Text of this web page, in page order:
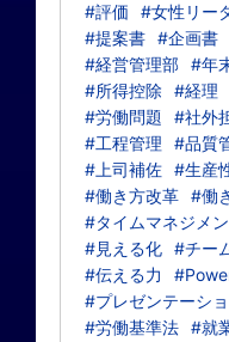
#評価
#女性リー
#提案書 #企画書
#経営管理部 #年
#所得控除
#経理
#労働問題
#社外
#工程管理
#品質
#上司補佐 #生産
#働き方改革 #働
#タイムマネジメン
#見える化 #チー
#伝える力
#プレゼンテーシ
#労働基準法 #就